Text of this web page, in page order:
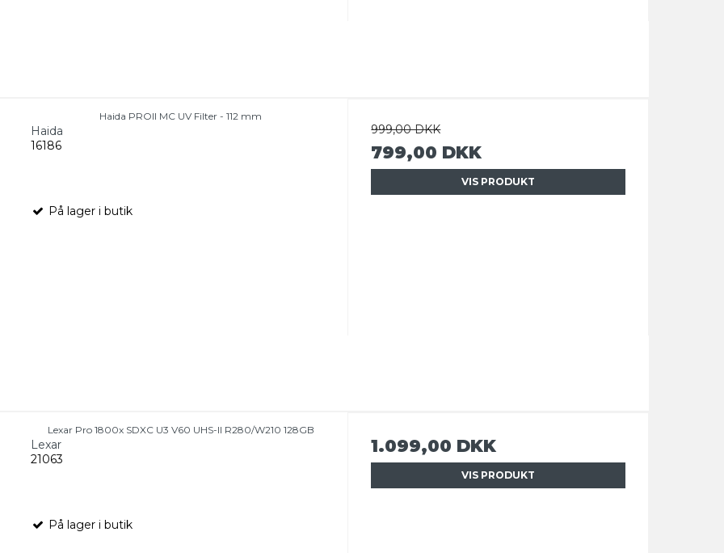
Haida PROII MC UV Filter - 112 mm
Haida
16186
På lager i butik
999,00 DKK
799,00 DKK
VIS PRODUKT
Lexar Pro 1800x SDXC U3 V60 UHS-II R280/W210 128GB
Lexar
21063
På lager i butik
1.099,00 DKK
VIS PRODUKT